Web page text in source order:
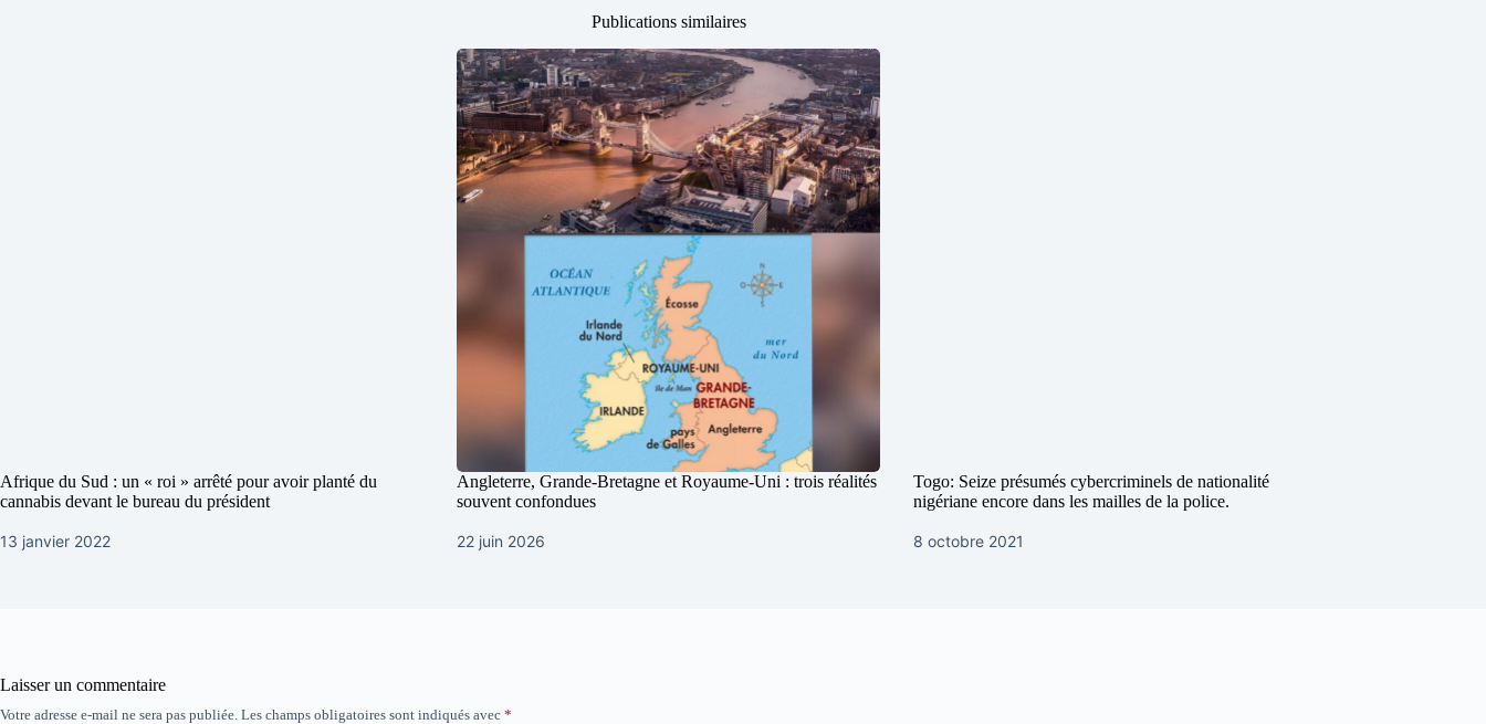
Publications similaires
Afrique du Sud : un « roi » arrêté pour avoir planté du
cannabis devant le bureau du président
13 janvier 2022
Angleterre, Grande-Bretagne et Royaume-Uni : trois réalités
souvent confondues
22 juin 2026
Togo: Seize présumés cybercriminels de nationalité
nigériane encore dans les mailles de la police.
8 octobre 2021
Laisser un commentaire
Votre adresse e-mail ne sera pas publiée. Les champs obligatoires sont indiqués avec *